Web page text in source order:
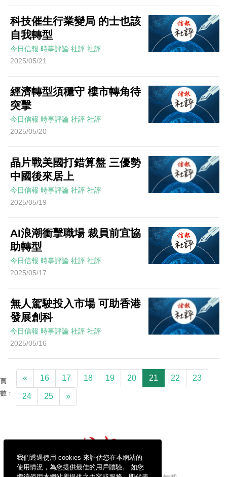
我們透過使用 cookies 來評估您在本網站的
使用情況，為您提供最佳的用戶體驗。 如您
科技催生行業變局 的士也該
自我轉型
今日信報 時事評論 社評 社評
2025/05/21
經濟轉型須穩守 樓市轉角待
突擊
今日信報 時事評論 社評 社評
2025/05/20
晶片戰美國打錯算盤 三優勢
中國後來居上
今日信報 時事評論 社評 社評
2025/05/19
AI浪潮衝擊職場 裁員前宜協
助轉型
今日信報 時事評論 社評 社評
2025/05/17
無人駕駛投入市場 可助香港
發展創科
今日信報 時事評論 社評 社評
2025/05/16
頁
數：
« 16 17 18 19 20 21 22 23
24 25 »